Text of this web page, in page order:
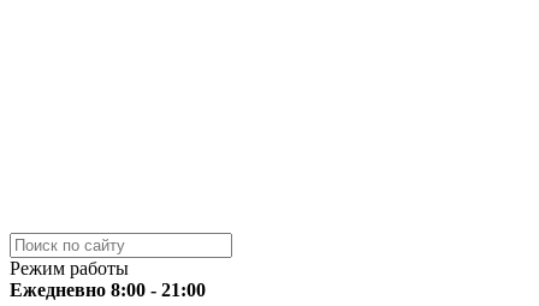
Режим работы
Ежедневно 8:00 - 21:00